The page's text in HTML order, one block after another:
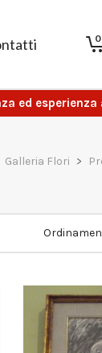
0
ed esperienza
Galleria Flori >